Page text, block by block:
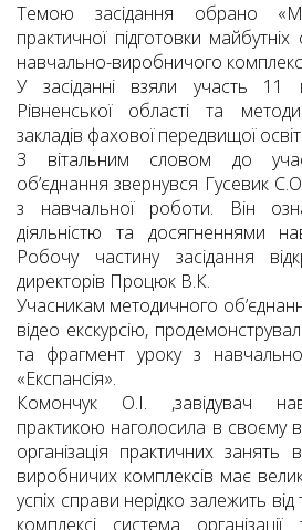
Темою засідання обрано
практичної підготовки майбутніх
навчально-виробничого
У засіданні взяли участь 11
Рівненської області та
закладів фахової передвищої
З вітальним словом до
об’єднання звернувся Гусевик
з навчальної роботи. Він
діяльністю та досягненнями
Робочу частину засідання
директорів Процюк В.К.
Учасникам методичного
відео екскурсію,
та фрагмент уроку з
«Експансія».
Комончук О.І. ,завідувач
практикою наголосила в своєму
організація практичних
виробничих комплексів має
успіх справи нерідко залежить
комплексі система